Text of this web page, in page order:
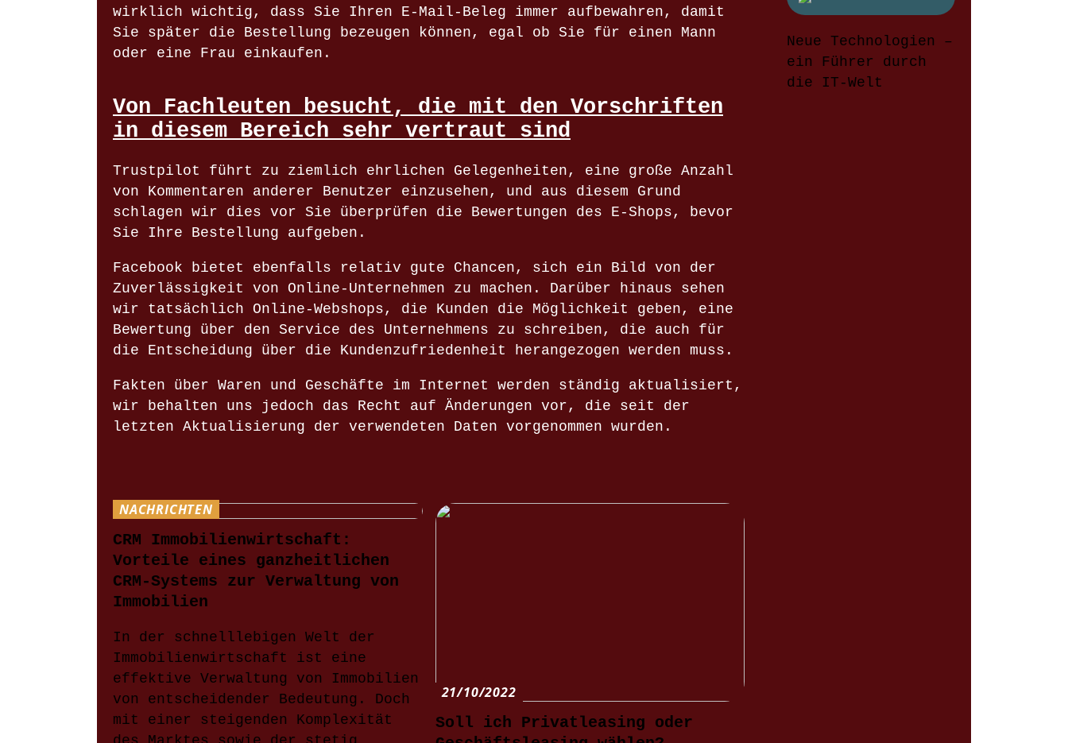
wirklich wichtig, dass Sie Ihren E-Mail-Beleg immer aufbewahren, damit
Sie später die Bestellung bezeugen können, egal ob Sie für einen Mann
oder eine Frau einkaufen.
Von Fachleuten besucht, die mit den Vorschriften
in diesem Bereich sehr vertraut sind
Trustpilot führt zu ziemlich ehrlichen Gelegenheiten, eine große Anzahl
von Kommentaren anderer Benutzer einzusehen, und aus diesem Grund
schlagen wir dies vor Sie überprüfen die Bewertungen des E-Shops, bevor
Sie Ihre Bestellung aufgeben.
Facebook bietet ebenfalls relativ gute Chancen, sich ein Bild von der
Zuverlässigkeit von Online-Unternehmen zu machen. Darüber hinaus sehen
wir tatsächlich Online-Webshops, die Kunden die Möglichkeit geben, eine
Bewertung über den Service des Unternehmens zu schreiben, die auch für
die Entscheidung über die Kundenzufriedenheit herangezogen werden muss.
Fakten über Waren und Geschäfte im Internet werden ständig aktualisiert,
wir behalten uns jedoch das Recht auf Änderungen vor, die seit der
letzten Aktualisierung der verwendeten Daten vorgenommen wurden.
NACHRICHTEN
CRM Immobilienwirtschaft:
Vorteile eines ganzheitlichen
CRM-Systems zur Verwaltung von
Immobilien
In der schnelllebigen Welt der
Immobilienwirtschaft ist eine
effektive Verwaltung von Immobilien
von entscheidender Bedeutung. Doch
mit einer steigenden Komplexität
21/10/2022
Soll ich Privatleasing oder
Neue Technologien –
ein Führer durch
die IT-Welt